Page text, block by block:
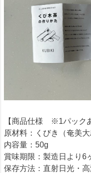
【商品仕様 ※1パック
原材料：くびき（奄美大
内容量：50g
賞味期限：製造日より6
保存方法：直射日光・